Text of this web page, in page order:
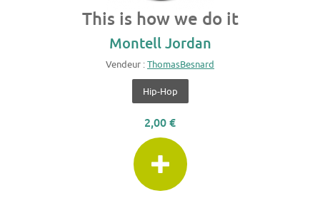
This is how we do it
Montell Jordan
Vendeur :ThomasBesnard
Hip-Hop
2,00 €